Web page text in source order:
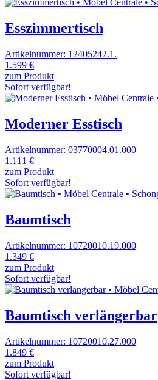
Esszimmertisch
Artikelnummer: 12405242.1.
1.599 €
zum Produkt
Sofort verfügbar!
Moderner Esstisch
Artikelnummer: 03770004.01.000
1.111 €
zum Produkt
Sofort verfügbar!
Baumtisch
Artikelnummer: 10720010.19.000
1.349 €
zum Produkt
Sofort verfügbar!
Baumtisch verlängerbar
Artikelnummer: 10720010.27.000
1.849 €
zum Produkt
Sofort verfügbar!